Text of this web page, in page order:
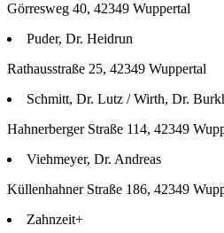
Görresweg 40, 42349 Wuppertal
Puder, Dr. Heidrun
Rathausstraße 25, 42349 Wuppertal
Schmitt, Dr. Lutz / Wirth, Dr.
Hahnerberger Straße 114, 42349
Viehmeyer, Dr. Andreas
Küllenhahner Straße 186, 42349
Zahnzeit+